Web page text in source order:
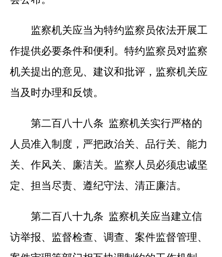
监察机关应当为特约监察员依法开展工
作提供必要条件和便利。特约监察员对监察
机关提出的意见、建议和批评，监察机关应
当及时办理和反馈。
第二百八十八条 监察机关实行严格的
人员准入制度，严把政治关、品行关、能力
关、作风关、廉洁关。监察人员必须忠诚坚
定、担当尽责、遵纪守法、清正廉洁。
第二百八十九条 监察机关应当建立信
访举报、监督检查、调查、案件监督管理、